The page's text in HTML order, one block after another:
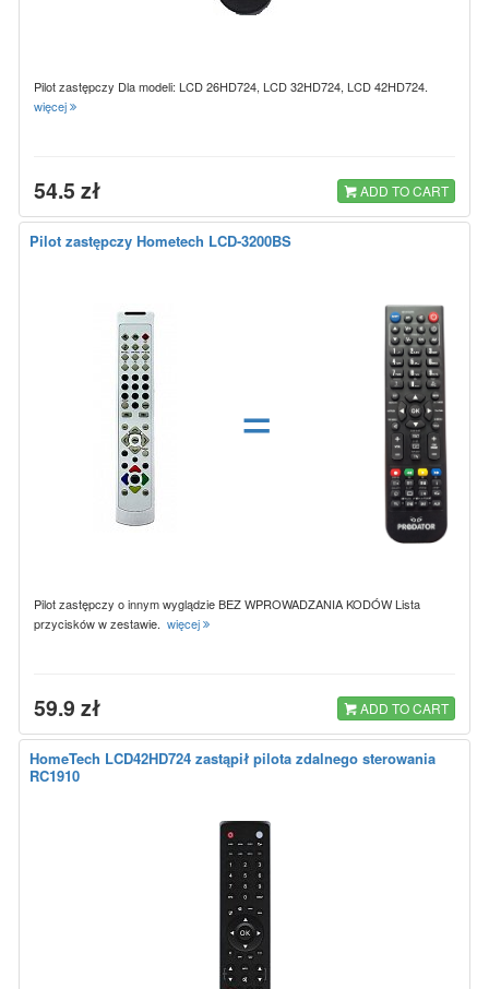
Pilot zastępczy Dla modeli: LCD 26HD724, LCD 32HD724, LCD 42HD724.
więcej
54.5 zł ADD TO CART
Pilot zastępczy Hometech LCD-3200BS
=
Pilot zastępczy o innym wyglądzie BEZ WPROWADZANIA KODÓW Lista
przycisków w zestawie. więcej
59.9 zł ADD TO CART
HomeTech LCD42HD724 zastąpił pilota zdalnego sterowania
RC1910